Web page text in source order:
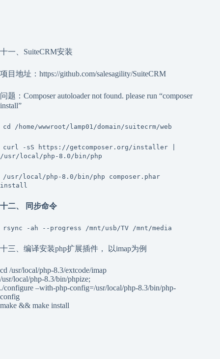
十一、SuiteCRM安装
项目地址：https://github.com/salesagility/SuiteCRM
问题：Composer autoloader not found. please run “composer
install”
cd /home/wwwroot/lamp01/domain/suitecrm/web
curl -sS https://getcomposer.org/installer |
/usr/local/php-8.0/bin/php
/usr/local/php-8.0/bin/php composer.phar
install
十二、 同步命令
rsync -ah --progress /mnt/usb/TV /mnt/media
十三、编译安装php扩展插件， 以imap为例
cd /usr/local/php-8.3/extcode/imap
/usr/local/php-8.3/bin/phpize;
./configure –with-php-config=/usr/local/php-8.3/bin/php-
config
make && make install